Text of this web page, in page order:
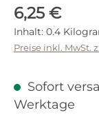
Regulärer
6,25 €
Inhalt: 0.4
Preise inkl. MwSt.
Sofort
Werktage